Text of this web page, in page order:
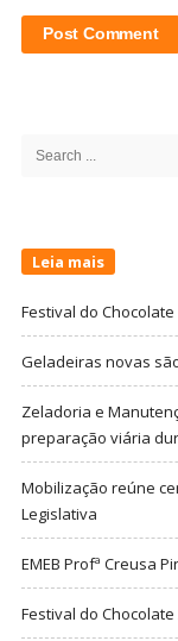
Search
Leia mais
Festival do
Geladeiras novas
Zeladoria e
preparação viária
Mobilização reúne
Legislativa
EMEB Profª Creusa
Festival do